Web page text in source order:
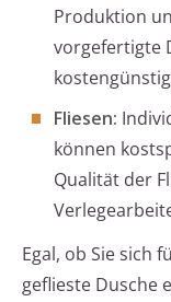
Produktion
vorgefertigte
Fliesen:
können
Qualität der
Egal, ob Sie sich
geflieste Dusche